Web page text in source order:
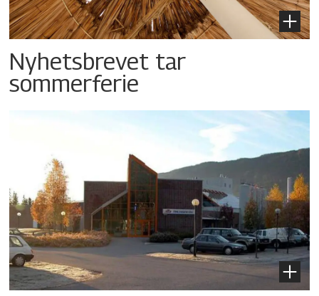
Nyhetsbrevet tar
sommerferie